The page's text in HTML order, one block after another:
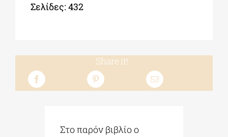
Σελίδες: 432
Share it!
Στο παρόν βιβλίο ο